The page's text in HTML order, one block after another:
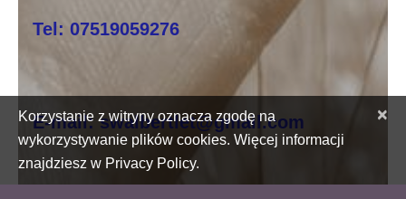
Tel: 07519059276
E-mail: swalbertlet@gmail.com ×
Korzystanie z witryny oznacza zgodę na
wykorzystywanie plików cookies. Więcej informacji
znajdziesz w Privacy Policy.